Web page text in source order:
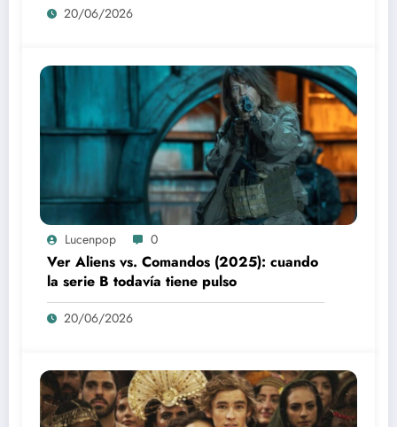
20/06/2026
Lucenpop 0
Ver Aliens vs. Comandos (2025): cuando
la serie B todavía tiene pulso
20/06/2026